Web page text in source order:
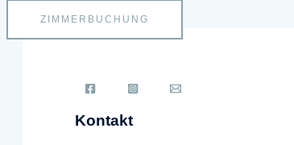
ZIMMERBUCHUNG
Kontakt